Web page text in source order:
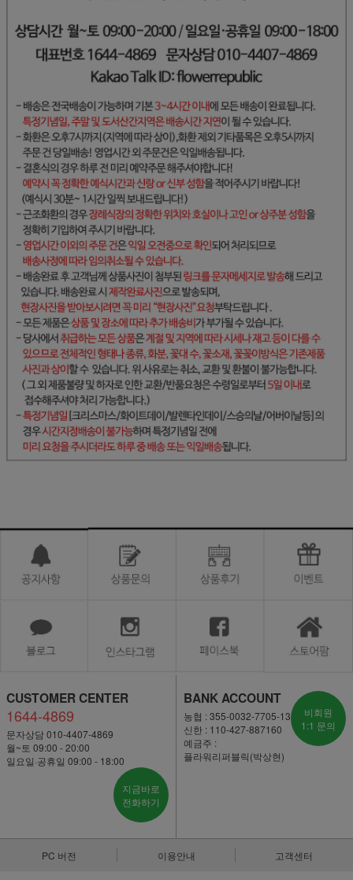
CUSTOMER CENTER
1644-4869
문자상담 010-4407-4869
월~토 09:00 - 20:00
일요일·공휴일 09:00 - 18:00
지금바로
전화하기
BANK ACCOUNT
농협 : 355-0032-7705-13
신한 : 110-427-887160
예금주 :
플라워리퍼블릭(박상현)
비회원
1:1 문의
PC 버전 이용안내 고객센터